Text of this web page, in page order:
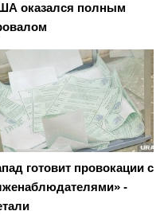
оказался полным
готовит провокации с
-